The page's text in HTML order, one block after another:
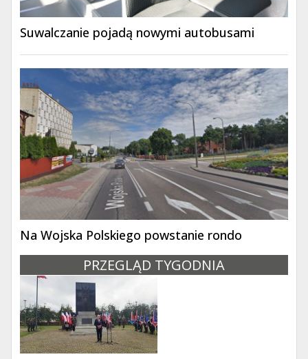
Suwalczanie pojadą nowymi autobusami
Na Wojska Polskiego powstanie rondo
PRZEGLĄD TYGODNIA